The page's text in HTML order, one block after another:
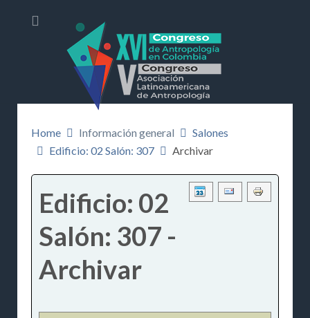
Home Información general
Salones
Edificio: 02 Salón: 307
Archivar
Edificio: 02
Salón: 307 -
Archivar